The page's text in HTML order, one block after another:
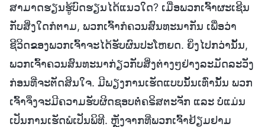
ສາມາດຮຽນຮູ້ບົດຮຽນໄດ້ແນວໃດ? ເມື່ອພວກເຈົ້າຜະເຊີນ
ກັບສິ່ງໃດກໍຕາມ, ພວກເຈົ້າກໍຄວນສົນທະນາກັນ ເພື່ອວ່າ
ຊີວິດຂອງພວກເຈົ້າຈະໄດ້ຮັບຜົນປະໂຫຍດ. ຍິ່ງໄປກວ່ານັ້ນ,
ພວກເຈົ້າຄວນສົນທະນາກ່ຽວກັບສິ່ງຕ່າງໆຢ່າງລະມັດລະວັງ
ກ່ອນທີ່ຈະຕັດສິນໃຈ. ມີພຽງການເຮັດແບບນັ້ນເທົ່ານັ້ນ ພວກ
ເຈົ້າຈຶ່ງຈະມີຄວາມຮັບຜິດຊອບຕໍ່ຄຣິສຕະຈັກ ແລະ ບໍ່ແມ່ນ
ເປັນການເຮັດພໍເປັນພິທີ. ຫຼັງຈາກທີ່ພວກເຈົ້າຢ້ຽມຢາມ